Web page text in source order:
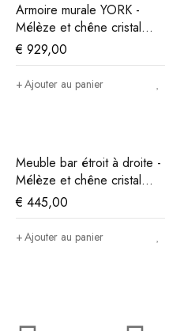
Armoire murale YORK -
Mélèze et chêne cristal
beige
€ 929,00
Ajouter au panier
Meuble bar étroit à droite -
Mélèze et chêne cristal
beige
€ 445,00
Ajouter au panier